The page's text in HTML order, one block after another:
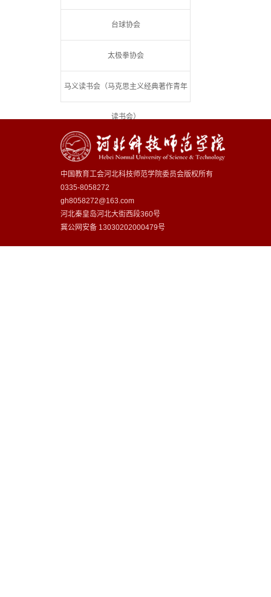
台球协会
太极拳协会
马义读书会（马克思主义经典著作青年
读书会）
中国教育工会河北科技师范学院委员会版权所有
0335-8058272
gh8058272@163.com
河北秦皇岛河北大街西段360号
冀公网安备 13030202000479号